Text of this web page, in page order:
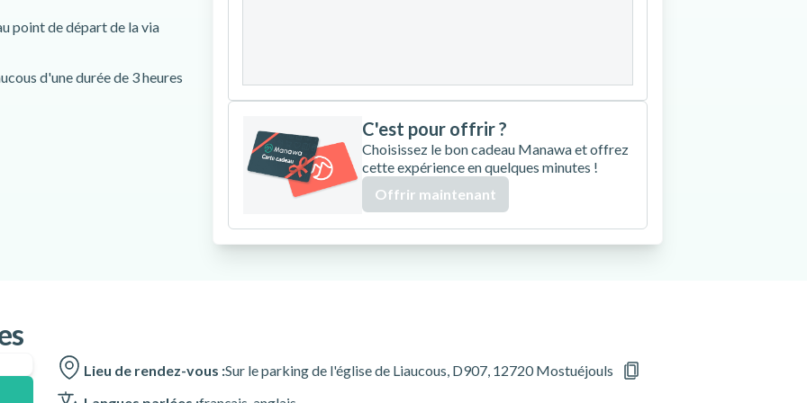
point de départ de la via
d'une durée de 3 heures
opération ou blessure
pour que l’activité
C'est pour offrir ?
Choisissez le bon cadeau Manawa et offrez
cette expérience en quelques minutes !
Offrir maintenant
Lieu de rendez-vous :Sur le parking de l'église de Liaucous, D907, 12720 Mostuéjouls